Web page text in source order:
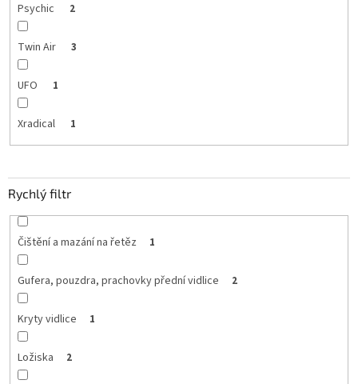
Psychic 2
Twin Air 3
UFO 1
Xradical 1
Rychlý filtr
Čištění a mazání na řetěz 1
Gufera, pouzdra, prachovky přední vidlice 2
Kryty vidlice 1
Ložiska 2